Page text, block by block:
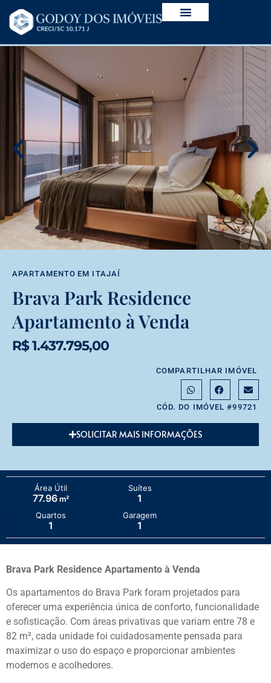
APARTAMENTO EM ITAJAÍ
Brava Park Residence
Apartamento à Venda
R$ 1.437.795,00
COMPARTILHAR IMÓVEL
CÓD. DO IMÓVEL #99721
SOLICITAR MAIS INFORMAÇÕES
Área Útil
77.96m²
Suítes
1
Quartos
1
Garagem
1
Brava Park Residence Apartamento à Venda
Os apartamentos do Brava Park foram projetados para
oferecer uma experiência única de conforto, funcionalidade
e sofisticação. Com áreas privativas que variam entre 78 e
82 m², cada unidade foi cuidadosamente pensada para
maximizar o uso do espaço e proporcionar ambientes
modernos e acolhedores.